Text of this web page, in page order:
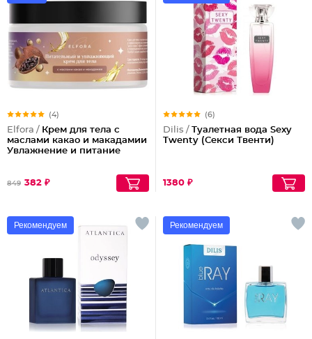
(4)
Elfora / Крем для тела с
маслами какао и макадамии
Увлажнение и питание
849 382 ₽
(6)
Dilis / Туалетная вода Sexy
Twenty (Секси Твенти)
1380 ₽
Рекомендуем Рекомендуем